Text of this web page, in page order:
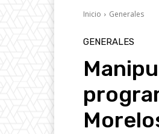
Inicio Generales
GENERALES